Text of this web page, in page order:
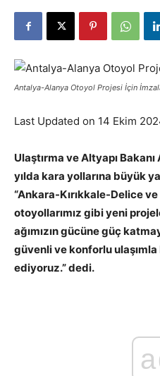
Antalya-Alanya Otoyol Projesi İçin
Last Updated on 14 Ekim
Ulaştırma ve Altyapı
yılda kara yollarına büyük
“Ankara-Kırıkkale-Delice
otoyollarımız gibi yeni
ağımızın gücüne güç
güvenli ve konforlu
ediyoruz.” dedi.